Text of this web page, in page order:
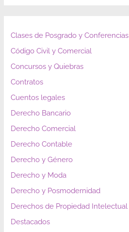
Clases de Posgrado y Conferencias
Código Civil y Comercial
Concursos y Quiebras
Contratos
Cuentos legales
Derecho Bancario
Derecho Comercial
Derecho Contable
Derecho y Género
Derecho y Moda
Derecho y Posmodernidad
Derechos de Propiedad Intelectual
Destacados